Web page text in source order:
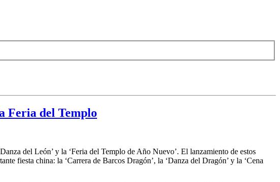
Feria del Templo
del León’ y la ‘Feria del Templo de Año Nuevo’. El lanzamiento de estos
fiesta china: la ‘Carrera de Barcos Dragón’, la ‘Danza del Dragón’ y la ‘Cena